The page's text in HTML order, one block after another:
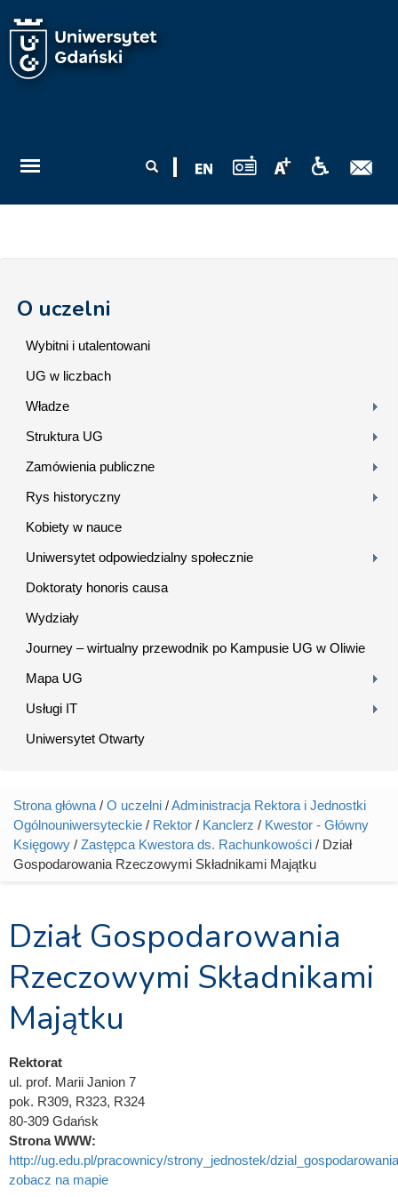
wyszukiwania
O uczelni
Wybitni i utalentowani
UG w liczbach
Władze
Struktura UG
Zamówienia publiczne
Rys historyczny
Kobiety w nauce
Uniwersytet odpowiedzialny społecznie
Doktoraty honoris causa
Wydziały
Journey – wirtualny przewodnik po Kampusie UG w Oliwie
Mapa UG
Usługi IT
Uniwersytet Otwarty
Jesteś tutaj
Strona główna / O uczelni /Administracja Rektora i Jednostki
Ogólnouniwersyteckie / Rektor / Kanclerz / Kwestor - Główny
Księgowy / Zastępca Kwestora ds. Rachunkowości / Dział
Gospodarowania Rzeczowymi Składnikami Majątku
Dział Gospodarowania
Rzeczowymi Składnikami
Majątku
Rektorat
ul. prof. Marii Janion 7
pok. R309, R323, R324
80-309 Gdańsk
Strona WWW:
http://ug.edu.pl/pracownicy/strony_jednostek/
zobacz na mapie